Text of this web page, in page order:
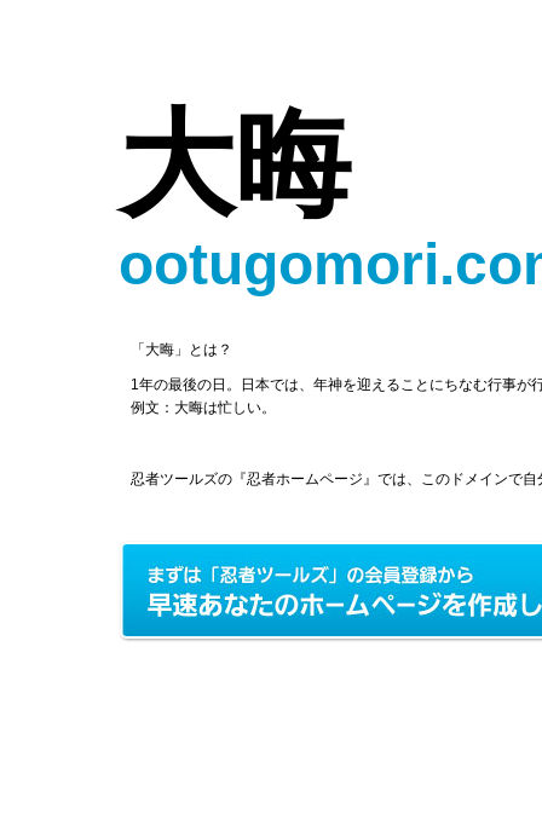
大晦
「大晦」とは？
1年の最後の日。日本では、年神を迎えることにちなむ行事が
例文：大晦は忙しい。
忍者ツールズの『忍者ホームページ』では、このドメインで